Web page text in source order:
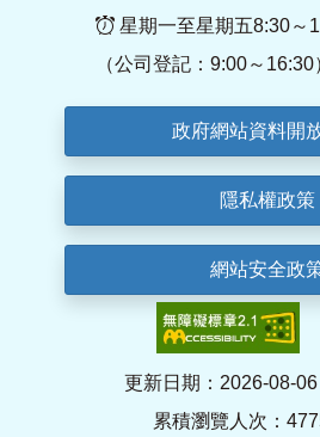
星期一至星期五8:30～
（公司登記：9:00～16:30
政府網站資料開
隱私權政策
網站安全政
更新日期：2026-08-
累積瀏覽人次：